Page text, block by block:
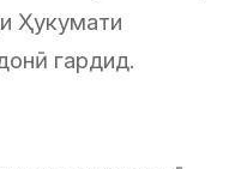
Ҳукумати
гардид.